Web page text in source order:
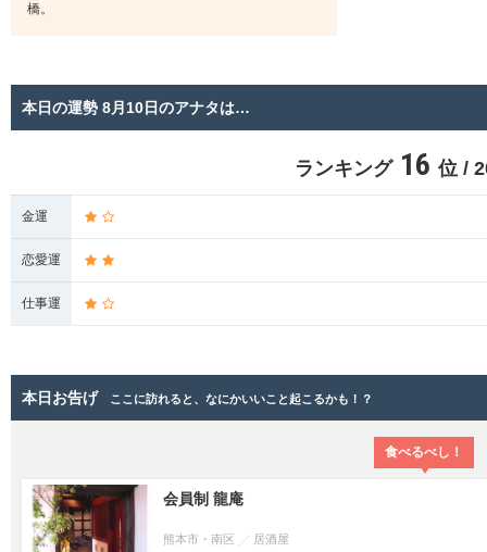
橋。
本日の運勢 8月10日のアナタは…
ランキング 16 位 /
金運
恋愛運
仕事運
本日お告げ ここに訪れると、なにかいいこと起こるかも！？
食べるべし！
会員制 龍庵
熊本市・南区 居酒屋